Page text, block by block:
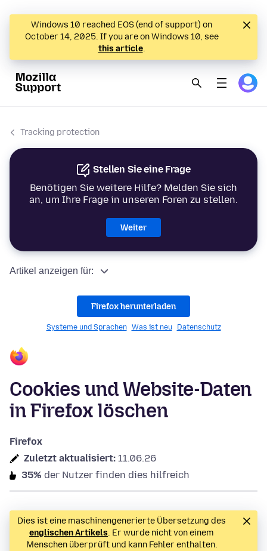
Windows 10 reached EOS (end of support) on
October 14, 2025. If you are on Windows 10, see
this article.
Tracking protection
Stellen Sie eine Frage
Benötigen Sie weitere Hilfe? Melden Sie sich
an, um Ihre Frage in unseren Foren zu stellen.
Weiter
Artikel anzeigen für:
Firefox herunterladen
Systeme und Sprachen Was ist neu Datenschutz
Cookies und Website-Daten
in Firefox löschen
Firefox
Zuletzt aktualisiert: 11.06.26
35% der Nutzer finden dies hilfreich
Dies ist eine maschinengenerierte Übersetzung des
englischen Artikels. Er wurde nicht von einem
Menschen überprüft und kann Fehler enthalten.